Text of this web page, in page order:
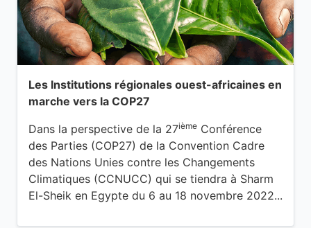
Les Institutions régionales ouest-africaines en
marche vers la COP27
Dans la perspective de la 27ième Conférence
des Parties (COP27) de la Convention Cadre
des Nations Unies contre les Changements
Climatiques (CCNUCC) qui se tiendra à Sharm
El-Sheik en Egypte du 6 au 18 novembre 2022...